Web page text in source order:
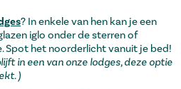
? In enkele van hen kan je een
iglo onder de sterren of
Spot het noorderlicht vanuit je bed!
in een van onze lodges, deze optie
)